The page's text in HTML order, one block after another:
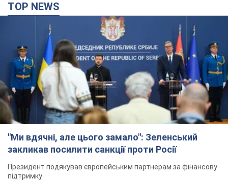
TOP NEWS
"Ми вдячні, але цього замало": Зеленський
закликав посилити санкції проти Росії
Президент подякував європейським партнерам за фінансову
підтримку